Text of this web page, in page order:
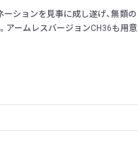
ションを見事に成し遂げ、無類の
アームレスバージョンCH36も用意